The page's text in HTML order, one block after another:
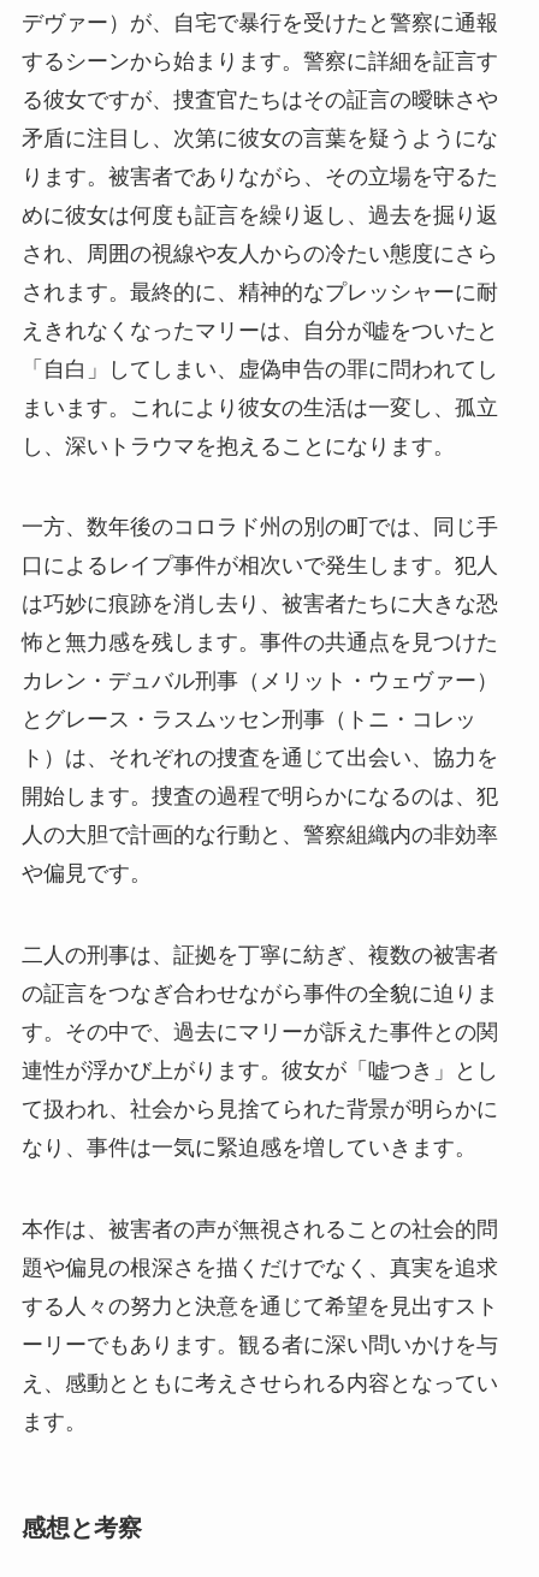
デヴァー）が、自宅で暴行を受けたと警察に通報
するシーンから始まります。警察に詳細を証言す
る彼女ですが、捜査官たちはその証言の曖昧さや
矛盾に注目し、次第に彼女の言葉を疑うようにな
ります。被害者でありながら、その立場を守るた
めに彼女は何度も証言を繰り返し、過去を掘り返
され、周囲の視線や友人からの冷たい態度にさら
されます。最終的に、精神的なプレッシャーに耐
えきれなくなったマリーは、自分が嘘をついたと
「自白」してしまい、虚偽申告の罪に問われてし
まいます。これにより彼女の生活は一変し、孤立
し、深いトラウマを抱えることになります。
一方、数年後のコロラド州の別の町では、同じ手
口によるレイプ事件が相次いで発生します。犯人
は巧妙に痕跡を消し去り、被害者たちに大きな恐
怖と無力感を残します。事件の共通点を見つけた
カレン・デュバル刑事（メリット・ウェヴァー）
とグレース・ラスムッセン刑事（トニ・コレッ
ト）は、それぞれの捜査を通じて出会い、協力を
開始します。捜査の過程で明らかになるのは、犯
人の大胆で計画的な行動と、警察組織内の非効率
や偏見です。
二人の刑事は、証拠を丁寧に紡ぎ、複数の被害者
の証言をつなぎ合わせながら事件の全貌に迫りま
す。その中で、過去にマリーが訴えた事件との関
連性が浮かび上がります。彼女が「嘘つき」とし
て扱われ、社会から見捨てられた背景が明らかに
なり、事件は一気に緊迫感を増していきます。
本作は、被害者の声が無視されることの社会的問
題や偏見の根深さを描くだけでなく、真実を追求
する人々の努力と決意を通じて希望を見出すスト
ーリーでもあります。観る者に深い問いかけを与
え、感動とともに考えさせられる内容となってい
ます。
感想と考察